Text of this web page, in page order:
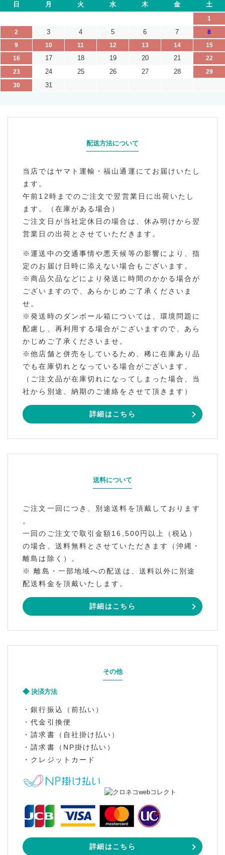
日 月 火 水 木 金 土
1
2
3 4 5 6 7
8
9
10 11 12 13 14
15
16
17 18 19 20 21
22
23
24 25 26 27 28
29
30
31
配送方法について
当店ではヤマト運輸・福山通運にてお届けいたし
ます。
午前12時までのご注文で翌営業日に出荷いたし
ます。（在庫がある場合）
ご注文日が当社定休日の場合は、休み明けから翌
営業日の出荷とさせていただきます。
※運送中の交通事情や悪天候等の影響により、指
定のお届け日時に添えない場合もございます。
※商品欠品などにより発送に時間のかかる場合が
ございますので、あらかじめご了承くださいま
せ。
※発送時のダンボール箱については、環境問題に
配慮し、再利用する場合がございますので、あら
かじめご了承くださいませ。
※他店舗と併売をしているため、稀に在庫あり品
でも在庫切れとなっている場合がございます。
（ご注文品が在庫切れになってしまった場合、当
社から別途、納期のご連絡をさせて頂きます）
詳細はこちら
送料について
ご注文一回につき、別途送料を頂戴しております
。
一回のご注文で取引金額16,500円以上（税込）
の場合、送料無料とさせていただきます（沖縄・
離島は除く）。
※ 離島・一部地域への配送は、送料以外に別途
配送料金を頂戴いたします。
詳細はこちら
その他
決済方法
・銀行振込（前払い）
・代金引換便
・請求書（自社掛け払い）
・請求書（NP掛け払い）
・クレジットカード
詳細はこちら